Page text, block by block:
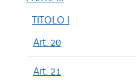
TITOLO I
Art. 20
Art. 21